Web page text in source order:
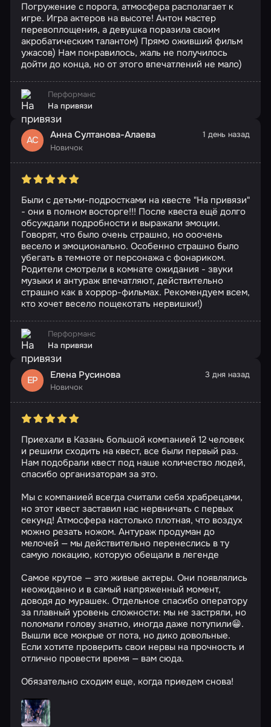
Погружение с порога, атмосфера располагает к
игре. Игра актеров на высоте! Антон мастер
перевоплощения, а девушка поразила своим
акробатическим талантом) Прямо оживший фильм
ужасов) Нам понравилось, жаль не получилось
дойти до конца, но от этого впечатлений не мало)
Перформанс
На привязи
АС Анна Султанова-Алаева
Новичок
1 день назад
Были с детьми-подростками на квесте "На привязи"
- они в полном восторге!!! После квеста ещё долго
обсуждали подробности и выражали эмоции.
Говорят, что было очень страшно, но ооочень
весело и эмоционально. Особенно страшно было
убегать в темноте от персонажа с фонариком.
Родители смотрели в комнате ожидания - звуки
музыки и антураж впечатляют, действительно
страшно как в хоррор-фильмах. Рекомендуем всем,
кто хочет весело пощекотать нервишки!)
Перформанс
На привязи
ЕР Елена Русинова
Новичок
3 дня назад
Приехали в Казань большой компанией 12 человек
и решили сходить на квест, все были первый раз.
Нам подобрали квест под наше количество людей,
спасибо организаторам за это.
Мы с компанией всегда считали себя храбрецами,
но этот квест заставил нас нервничать с первых
секунд! Атмосфера настолько плотная, что воздух
можно резать ножом. Антураж продуман до
мелочей — мы действительно перенеслись в ту
самую локацию, которую обещали в легенде
Самое крутое — это живые актеры. Они появлялись
неожиданно и в самый напряженный момент,
доводя до мурашек. Отдельное спасибо оператору
за плавный уровень сложности: мы не застряли, но
поломали голову знатно, иногда даже потупили😁.
Вышли все мокрые от пота, но дико довольные.
Если хотите проверить свои нервы на прочность и
отлично провести время — вам сюда.
Обязательно сходим еще, когда приедем снова!